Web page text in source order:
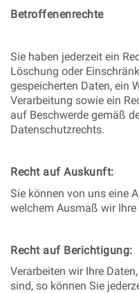
Betroffenenrechte
Sie haben jederzeit ein
Löschung oder
gespeicherten Daten, ein
Verarbeitung sowie ein
auf Beschwerde gemäß
Datenschutzrechts.
Recht auf Auskunft:
Sie können von uns eine
welchem Ausmaß wir Ihre
Recht auf Berichtigung:
Verarbeiten wir Ihre
sind, so können Sie